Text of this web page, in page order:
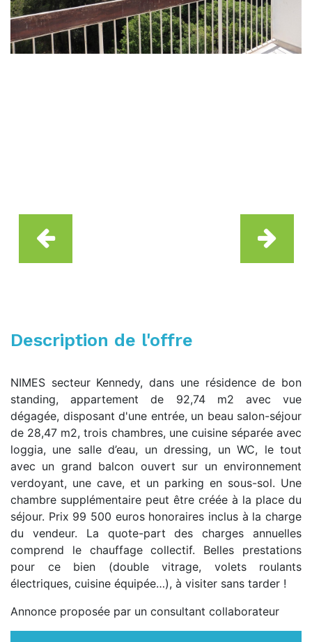
Description de l'offre
NIMES secteur Kennedy, dans une résidence de bon
standing, appartement de 92,74 m2 avec vue
dégagée, disposant d'une entrée, un beau salon-séjour
de 28,47 m2, trois chambres, une cuisine séparée avec
loggia, une salle d’eau, un dressing, un WC, le tout
avec un grand balcon ouvert sur un environnement
verdoyant, une cave, et un parking en sous-sol. Une
chambre supplémentaire peut être créée à la place du
séjour. Prix 99 500 euros honoraires inclus à la charge
du vendeur. La quote-part des charges annuelles
comprend le chauffage collectif. Belles prestations
pour ce bien (double vitrage, volets roulants
électriques, cuisine équipée…), à visiter sans tarder !
Annonce proposée par un consultant collaborateur